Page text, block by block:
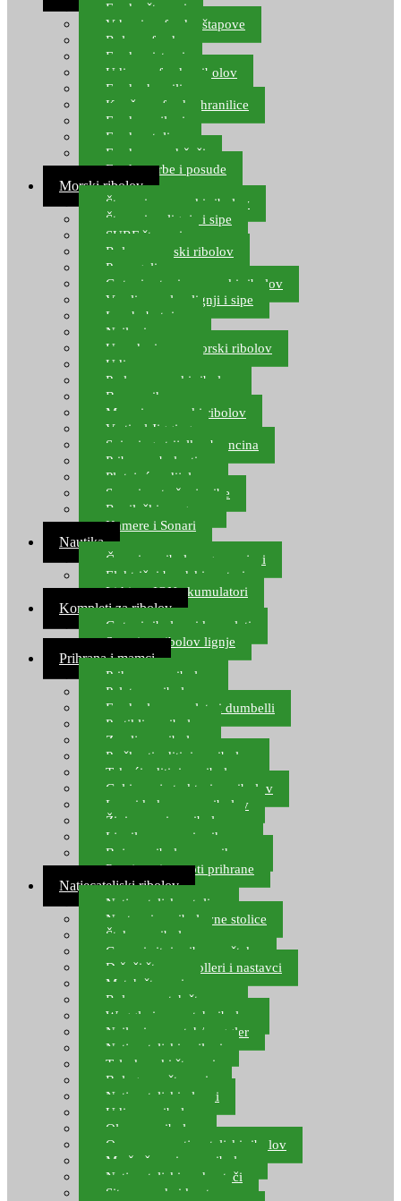
Feeder štapovi
Vrhovi za feeder štapove
Role za feeder
Feeder sistemi
Udice za feeder ribolov
Feeder hranilice
Kopče za feeder hranilice
Feeder najloni
Feeder stolice
Feeder arm držači
Feeder torbe i posude
Morski ribolov
Štapovi za morski ribolov
Štapovi za lignje i sipe
SURF štapovi
Role za morski ribolov
Parangali
Gotovi setovi za morski ribolov
Varalice za lov lignji i sipe
Lov hobotnice
Najloni za more
Upredenice za morski ribolov
Udice za more
Perle za morski ribolov
Brum prihrana za more
Mamci za morski ribolov
Vertical Jigging
Spinning strijelke, brancina
Pribor za bolentino
Plutajuća odijela
Sonari za traženje ribe
Ronilački program
Kamere i Sonari
Nautika
Čamci za ribolov, gumenjaci
Električni brodski motori
Lithium ION akumulatori
Kompleti za ribolov
Gotovi ribolovni kompleti
Setovi za ribolov lignje
Prihrana i mamci
Prihrana za ribolov
Pelete za ribolov
Feeder lovne pelete i dumbelli
Partikli za ribolov
Zemlja za ribolov
Praškasti aditivi za ribolov
Tekući aditivi za ribolov
Gel i sprej atraktori za ribolov
Lovni kukuruz za ribolov
Živi mamci za ribolov
Ljepilo za crve i prihranu
Boje za ribolovnu prihranu
Provjereni recepti prihrane
Natjecateljski ribolov
Natjecateljske stolice
Nastavci za ribolovne stolice
Šteke za ribolov
Gume i sitni pribor za šteku
Držači štapova rolleri i nastavci
Match štapovi
Role za match štapove
Waggleri za match ribolov
Najloni za match/waggler
Natjecateljski najloni
Teleskopski štapovi
Bolognese štapovi
Natjecateljski plovci
Udice za ribolov
Olovo za ribolov
Oprema za natjecateljski ribolov
Mreže čuvarice za ribolov
Natjecateljski podmetači
Sito, posude i kante